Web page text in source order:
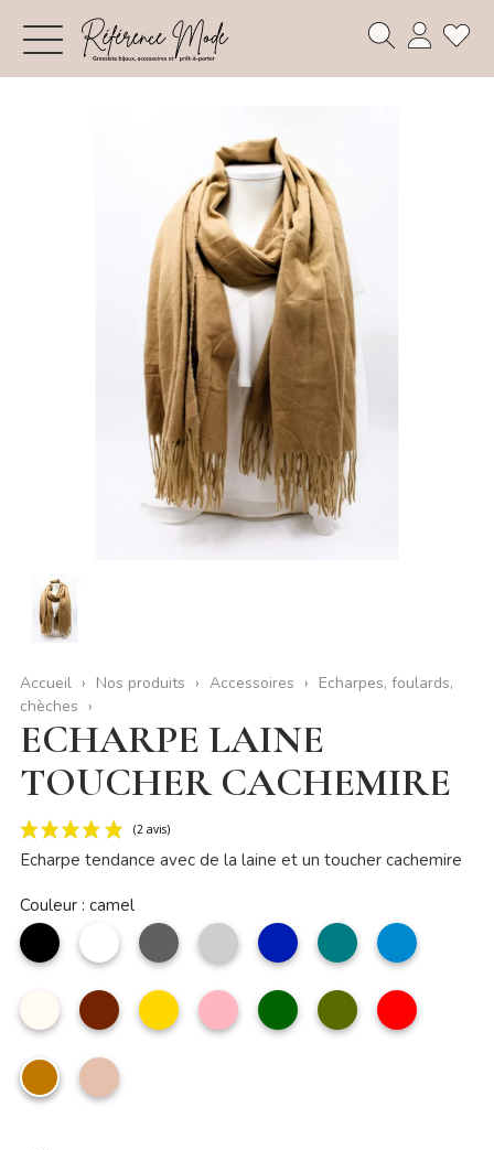
Accueil Nos produits Accessoires
Echarpes, foulards,
chèches
ECHARPE LAINE
TOUCHER CACHEMIRE
Echarpe tendance avec de la laine et un toucher cachemire
Couleur : camel
noir Blanc Gris Argent marine pétrole
bleu
jean
Beige Marron MoutardeRose
clair
Vert
foncé
kaki Rouge
camel
Taupe
clair